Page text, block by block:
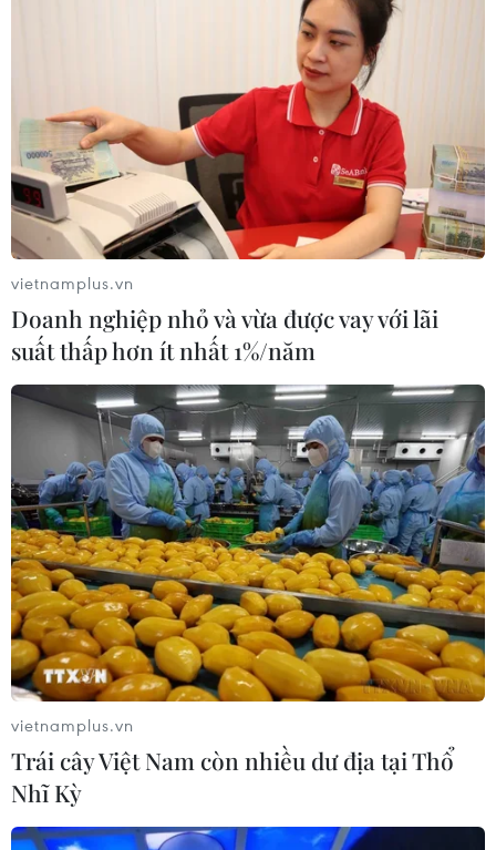
vietnamplus.vn
Doanh nghiệp nhỏ và vừa được vay với lãi
suất thấp hơn ít nhất 1%/năm
vietnamplus.vn
Trái cây Việt Nam còn nhiều dư địa tại Thổ
Nhĩ Kỳ